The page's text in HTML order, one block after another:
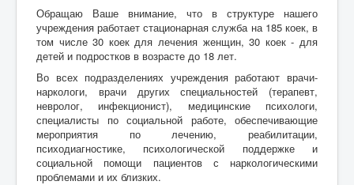
Обращаю Ваше внимание, что в структуре нашего
учреждения работает стационарная служба на 185 коек, в
том числе 30 коек для лечения женщин, 30 коек - для
детей и подростков в возрасте до 18 лет.
Во всех подразделениях учреждения работают врачи-
наркологи, врачи других специальностей (терапевт,
невролог, инфекционист), медицинские психологи,
специалисты по социальной работе, обеспечивающие
мероприятия по лечению, реабилитации,
психодиагностике, психологической поддержке и
социальной помощи пациентов с наркологическими
проблемами и их близких.